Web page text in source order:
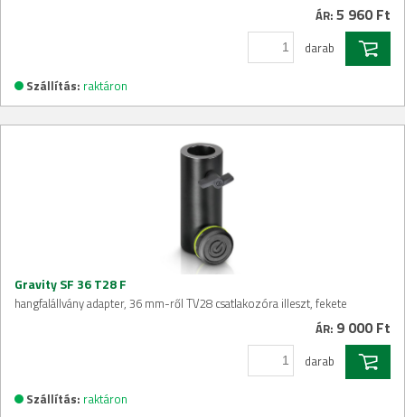
ÁR: 5 960 Ft
darab
Szállítás: raktáron
Gravity SF 36 T28 F
hangfalállvány adapter, 36 mm-ről TV28 csatlakozóra illeszt, fekete
ÁR: 9 000 Ft
darab
Szállítás: raktáron